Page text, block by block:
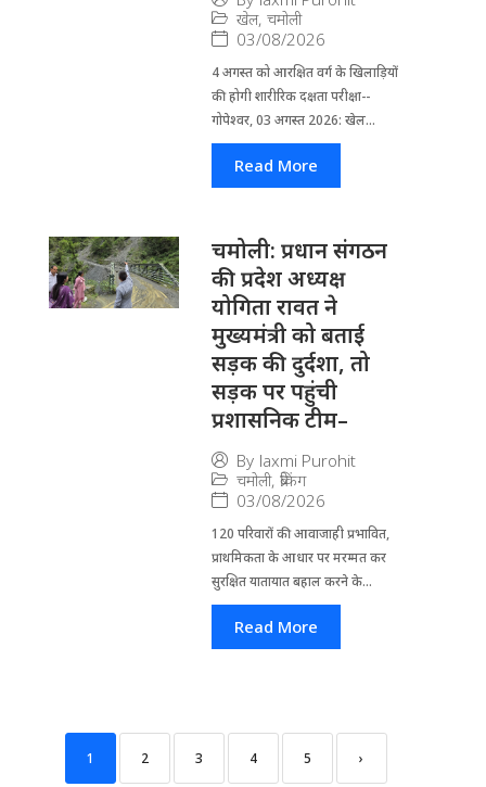
खेल, चमोली
03/08/2026
4 अगस्त को आरक्षित वर्ग के खिलाड़ियों
की होगी शारीरिक दक्षता परीक्षा--
गोपेश्वर, 03 अगस्त 2026: खेल...
Read More
चमोली: प्रधान संगठन
की प्रदेश अध्यक्ष
योगिता रावत ने
मुख्यमंत्री को बताई
सड़क की दुर्दशा, तो
सड़क पर पहुंची
प्रशासनिक टीम–
By laxmi Purohit
चमोली, ब्रेकिंग
03/08/2026
120 परिवारों की आवाजाही प्रभावित,
प्राथमिकता के आधार पर मरम्मत कर
सुरक्षित यातायात बहाल करने के...
Read More
1 2 3 4 5 ›